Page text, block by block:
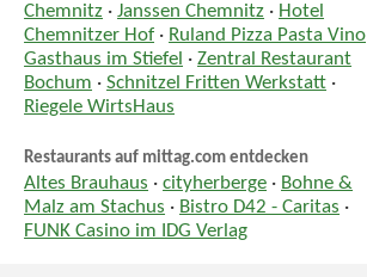
Chemnitz ·Janssen Chemnitz · Hotel
Chemnitzer Hof · Ruland Pizza Pasta Vino
Gasthaus im Stiefel ·Zentral Restaurant
Bochum ·Schnitzel Fritten Werkstatt ·
Riegele WirtsHaus
Restaurants auf mittag.com entdecken
Altes Brauhaus ·cityherberge · Bohne &
Malz am Stachus · Bistro D42 - Caritas ·
FUNK Casino im IDG Verlag